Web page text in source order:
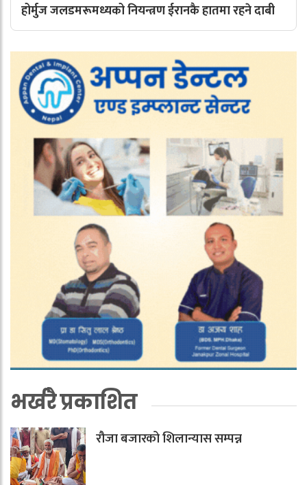
होर्मुज जलडमरूमध्यको नियन्त्रण ईरानकै हातमा रहने दाबी
भर्खरै प्रकाशित
रौजा बजारको शिलान्यास सम्पन्न